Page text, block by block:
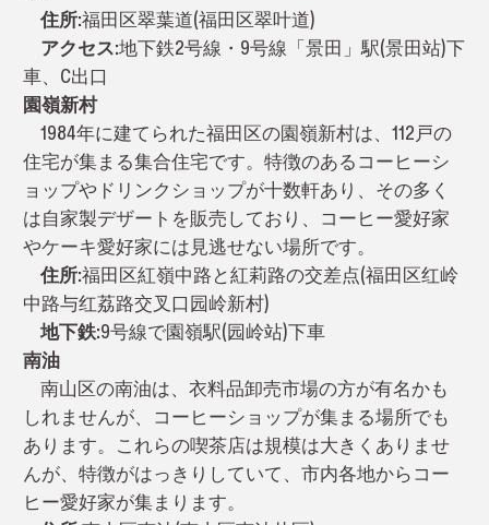
住所:福田区翠葉道(福田区翠叶道)
アクセス:地下鉄2号線・9号線「景田」駅(景田站)下
車、C出口
園嶺新村
1984年に建てられた福田区の園嶺新村は、112戸の
住宅が集まる集合住宅です。特徴のあるコーヒーシ
ョップやドリンクショップが十数軒あり、その多く
は自家製デザートを販売しており、コーヒー愛好家
やケーキ愛好家には見逃せない場所です。
住所:福田区紅嶺中路と紅莉路の交差点(福田区红岭
中路与红荔路交叉口园岭新村)
地下鉄:9号線で園嶺駅(园岭站)下車
南油
南山区の南油は、衣料品卸売市場の方が有名かも
しれませんが、コーヒーショップが集まる場所でも
あります。これらの喫茶店は規模は大きくありませ
んが、特徴がはっきりしていて、市内各地からコー
ヒー愛好家が集まります。